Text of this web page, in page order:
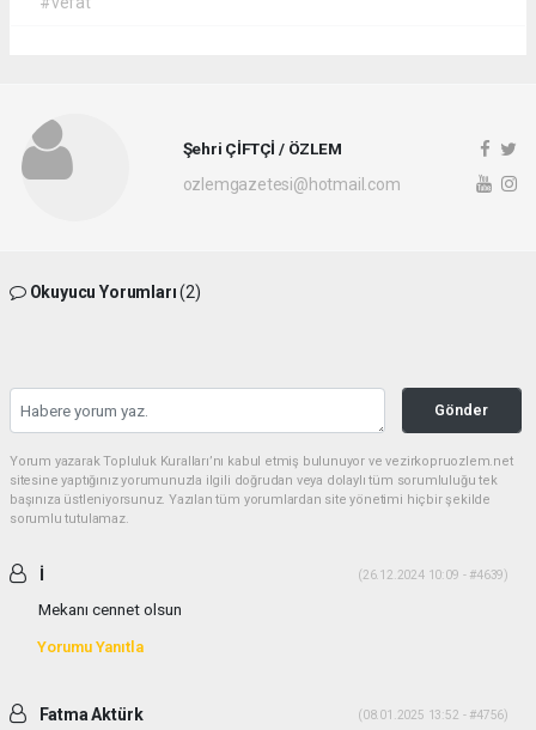
Şehri ÇİFTÇİ / ÖZLEM
ozlemgazetesi@hotmail.com
Okuyucu Yorumları(2)
Gönder
Yorum yazarak Topluluk Kuralları’nı kabul etmiş bulunuyor ve vezirkopruozlem.net
sitesine yaptığınız yorumunuzla ilgili doğrudan veya dolaylı tüm sorumluluğu tek
başınıza üstleniyorsunuz. Yazılan tüm yorumlardan site yönetimi hiçbir şekilde
sorumlu tutulamaz.
İ (26.12.2024 10:09 - #4639)
Mekanı cennet olsun
Yorumu Yanıtla
Fatma Aktürk (08.01.2025 13:52 - #4756)